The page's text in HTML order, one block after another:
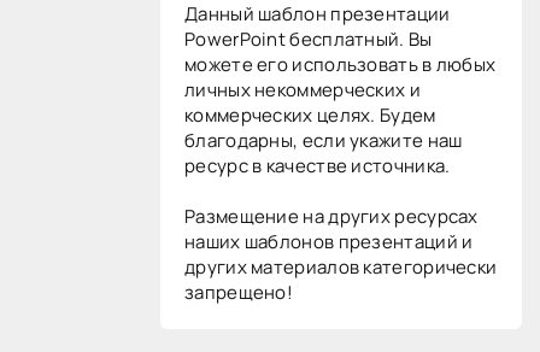
Данный шаблон презентации
PowerPoint бесплатный. Вы
можете его использовать в любых
личных некоммерческих и
коммерческих целях. Будем
благодарны, если укажите наш
ресурс в качестве источника.
Размещение на других ресурсах
наших шаблонов презентаций и
других материалов категорически
запрещено!